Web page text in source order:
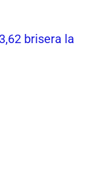
brisera la